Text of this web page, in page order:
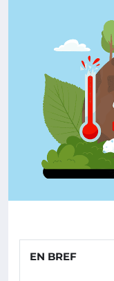
EN BREF